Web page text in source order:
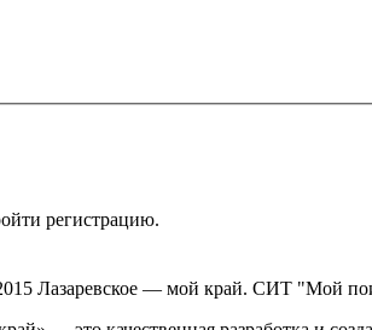
регистрацию.
Лазаревское — мой край. СИТ "Мой